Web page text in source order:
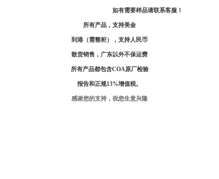
如有需要样品请联系客服！
所有产品，支持美金
到港（需整柜），支持人民币
散货销售，广东以外不保运费
所有产品都包含COA原厂检验
报告和正规13%增值税。
感谢您的支持，祝您生意兴隆